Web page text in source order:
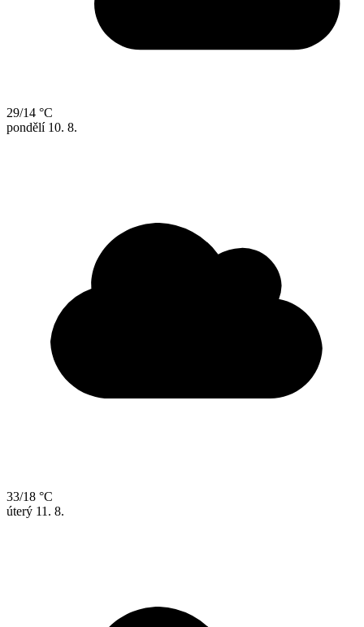
29/14 °C
pondělí 10. 8.
33/18 °C
úterý 11. 8.